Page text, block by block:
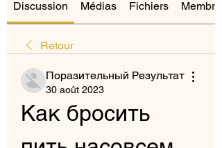
Discussion Médias Fichiers Membres
Retour
Поразительный Результат
30 août 2023
Как бросить